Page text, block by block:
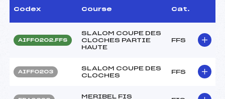
Codex Course Cat.
AIFF0202.FFS
SLALOM COUPE DES
CLOCHES PARTIE
HAUTE
FFS
AIFF0203
SLALOM COUPE DES
CLOCHES
FFS
MERIBEL FIS